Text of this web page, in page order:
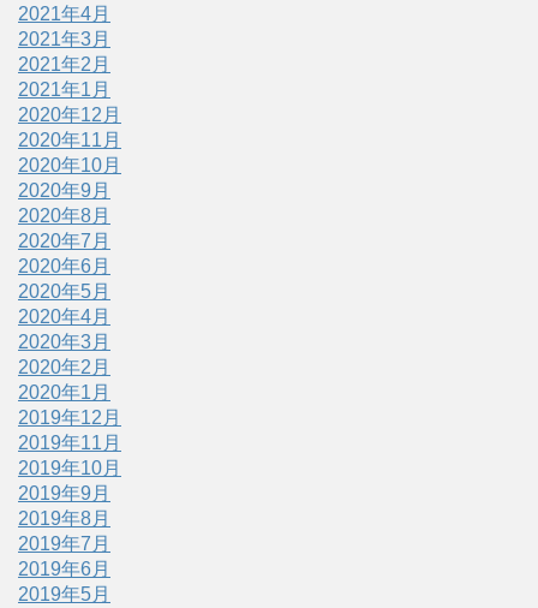
2021年4月
2021年3月
2021年2月
2021年1月
2020年12月
2020年11月
2020年10月
2020年9月
2020年8月
2020年7月
2020年6月
2020年5月
2020年4月
2020年3月
2020年2月
2020年1月
2019年12月
2019年11月
2019年10月
2019年9月
2019年8月
2019年7月
2019年6月
2019年5月